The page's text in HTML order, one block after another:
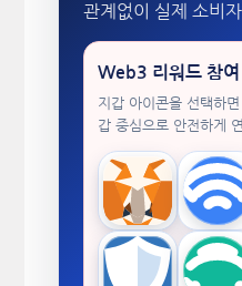
관계없이 실제 소비
Web3 리워드 참여
지갑 아이콘을 선택하
갑 중심으로 안전하게
MetaMask
Trust Wallet